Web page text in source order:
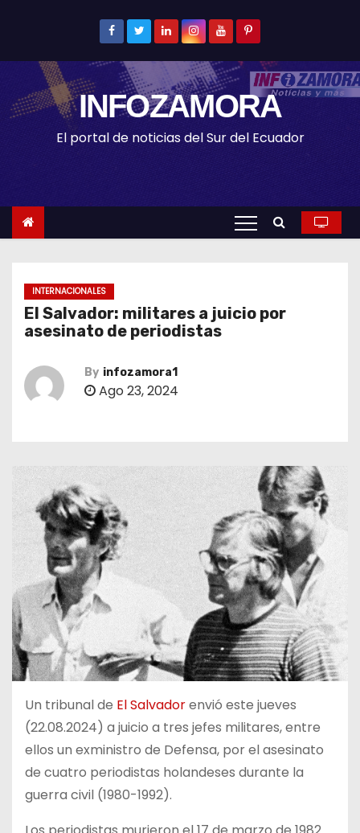
t
e
INFOZAMORA
El portal de noticias del Sur del Ecuador
INTERNACIONALES
El Salvador: militares a juicio por
asesinato de periodistas
By infozamora1
Ago 23, 2024
Un tribunal de El Salvadorenvió este jueves
(22.08.2024) a juicio a tres jefes militares, entre
ellos un exministro de Defensa, por el asesinato
de cuatro periodistas holandeses durante la
guerra civil (1980-1992).